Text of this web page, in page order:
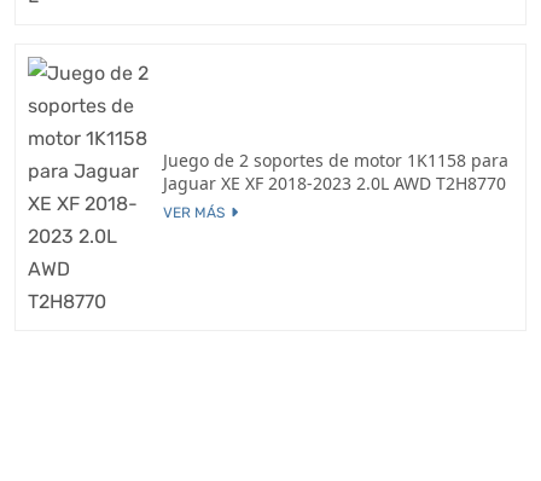
Juego de 2 soportes de motor 1K1158 para
Jaguar XE XF 2018-2023 2.0L AWD T2H8770
VER MÁS